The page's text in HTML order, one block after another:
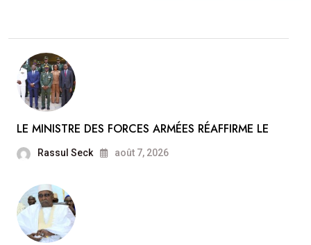
LE MINISTRE DES FORCES ARMÉES RÉAFFIRME LE
Rassul Seck août 7, 2026